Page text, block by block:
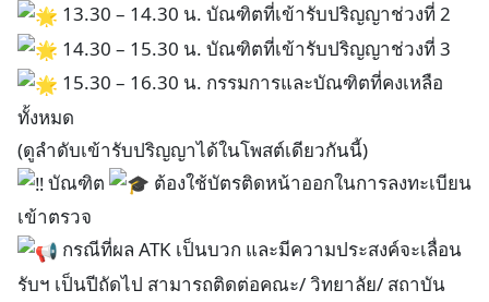
13.30 – 14.30 น. บัณฑิตที่เข้ารับปริญญาช่วงที่ 2
14.30 – 15.30 น. บัณฑิตที่เข้ารับปริญญาช่วงที่ 3
15.30 – 16.30 น. กรรมการและบัณฑิตที่คงเหลือ
ทั้งหมด
(ดูลำดับเข้ารับปริญญาได้ในโพสต์เดียวกันนี้)
บัณฑิต
ต้องใช้บัตรติดหน้าออกในการลงทะเบียน
เข้าตรวจ
กรณีที่ผล ATK เป็นบวก และมีความประสงค์จะเลื่อน
รับฯ เป็นปีถัดไป สามารถติดต่อคณะ/ วิทยาลัย/ สถาบัน